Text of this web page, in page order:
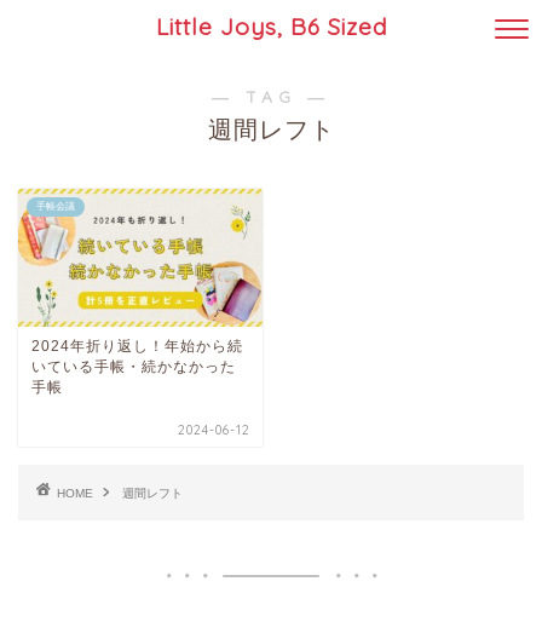
Little Joys, B6 Sized
― TAG ―
週間レフト
手帳会議
2024年折り返し！年始から続
いている手帳・続かなかった
手帳
2024-06-12
HOME 週間レフト